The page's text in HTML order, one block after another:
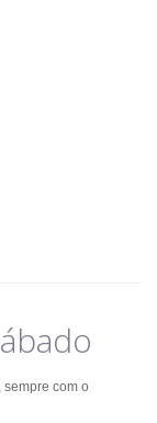
sempre com o